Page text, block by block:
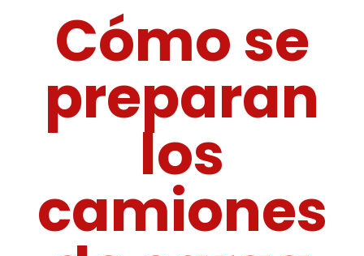
Cómo se
preparan
los
camiones